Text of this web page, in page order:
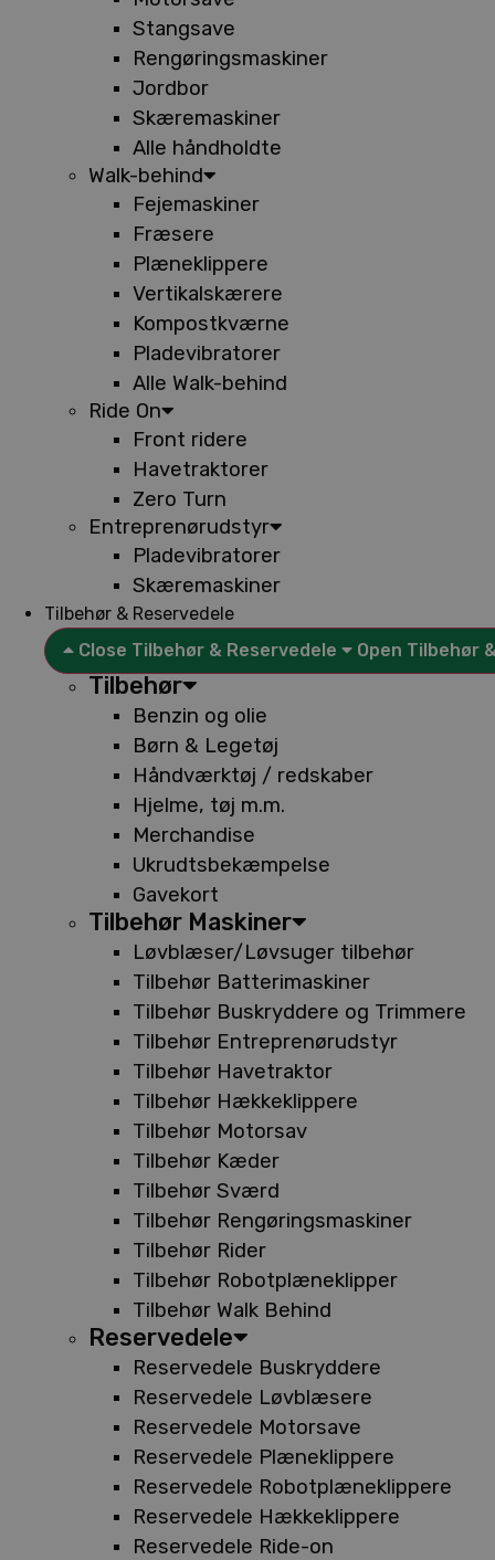
Stangsave
Rengøringsmaskiner
Jordbor
Skæremaskiner
Alle håndholdte
Walk-behind
Fejemaskiner
Fræsere
Plæneklippere
Vertikalskærere
Kompostkværne
Pladevibratorer
Alle Walk-behind
Ride On
Front ridere
Havetraktorer
Zero Turn
Entreprenørudstyr
Pladevibratorer
Skæremaskiner
Tilbehør & Reservedele
Close Tilbehør & Reservedele
Open Tilbehør
Tilbehør
Benzin og olie
Børn & Legetøj
Håndværktøj / redskaber
Hjelme, tøj m.m.
Merchandise
Ukrudtsbekæmpelse
Gavekort
Tilbehør Maskiner
Løvblæser/Løvsuger tilbehør
Tilbehør Batterimaskiner
Tilbehør Buskryddere og Trimmere
Tilbehør Entreprenørudstyr
Tilbehør Havetraktor
Tilbehør Hækkeklippere
Tilbehør Motorsav
Tilbehør Kæder
Tilbehør Sværd
Tilbehør Rengøringsmaskiner
Tilbehør Rider
Tilbehør Robotplæneklipper
Tilbehør Walk Behind
Reservedele
Reservedele Buskryddere
Reservedele Løvblæsere
Reservedele Motorsave
Reservedele Plæneklippere
Reservedele Robotplæneklippere
Reservedele Hækkeklippere
Reservedele Ride-on